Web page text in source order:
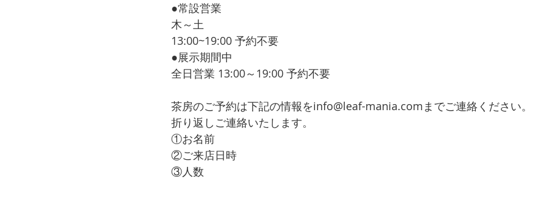
●常設営業
木～土
13:00~19:00 予約不要
●展示期間中
全日営業 13:00～19:00 予約不要
茶房のご予約は下記の情報をinfo@leaf-mania.comまでご連絡ください。
折り返しご連絡いたします。
①お名前
②ご来店日時
③人数